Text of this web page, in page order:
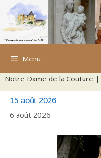
Aller
contenu
Menu
Notre Dame de la Couture |
15 août 2026
6 août 2026